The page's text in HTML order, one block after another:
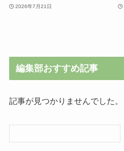
2026年7月21日
編集部おすすめ記事
記事が見つかりませんでした。